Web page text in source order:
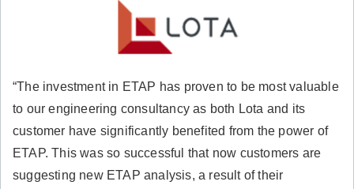
“The investment in ETAP has proven to be most valuable
to our engineering consultancy as both Lota and its
customer have significantly benefited from the power of
ETAP. This was so successful that now customers are
suggesting new ETAP analysis, a result of their